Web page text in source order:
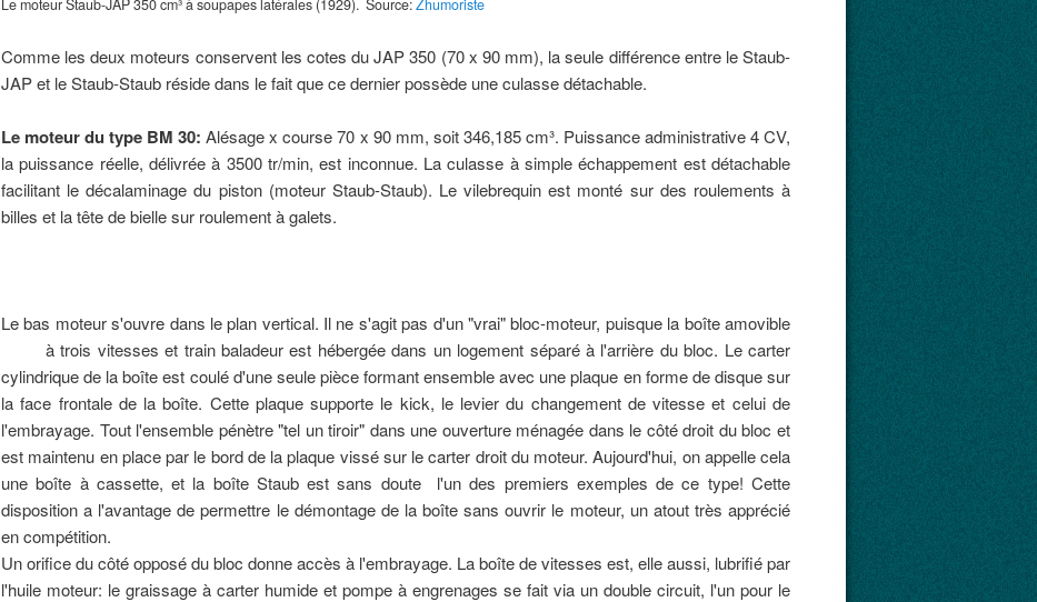
Le moteur Staub-JAP 350 cm³ à soupapes latérales (1929). Source:Zhumoriste
Comme les deux moteurs conservent les cotes du JAP 350 (70 x 90 mm), la seule différence entre le Staub-
JAP et le Staub-Staub réside dans le fait que ce dernier possède une culasse détachable.
Le moteur du type BM 30: Alésage x course 70 x 90 mm, soit 346,185 cm³. Puissance administrative 4 CV,
la puissance réelle, délivrée à 3500 tr/min, est inconnue. La culasse à simple échappement est détachable
facilitant le décalaminage du piston (moteur Staub-Staub). Le vilebrequin est monté sur des roulements à
billes et la tête de bielle sur roulement à galets.
Le bas moteur s'ouvre dans le plan vertical. Il ne s'agit pas d'un "vrai" bloc-moteur, puisque la boîte amovible
à trois vitesseset train baladeur est hébergée dans un logement séparé à l'arrière du bloc. Le carter
cylindrique de la boîte est coulé d'une seule pièce formant ensemble avec une plaque en forme de disque sur
la face frontale de la boîte. Cette plaque supporte le kick, le levier du changement de vitesse et celui de
l'embrayage. Tout l'ensemble pénètre "tel un tiroir" dans une ouverture ménagée dans le côté droit du bloc et
est maintenu en place par le bord de la plaque vissé sur le carter droit du moteur. Aujourd'hui, on appelle cela
une boîte à cassette, et la boîte Staub est sans doute l'un des premiers exemples de ce type! Cette
disposition a l'avantage de permettre le démontage de la boîte sans ouvrir le moteur, un atout très apprécié
en compétition.
Un orifice du côté opposé du bloc donne accès à l'embrayage. La boîte de vitesses est, elle aussi, lubrifié par
l'huile moteur: le graissage à carter humide et pompe à engrenages se fait via un double circuit, l'un pour le